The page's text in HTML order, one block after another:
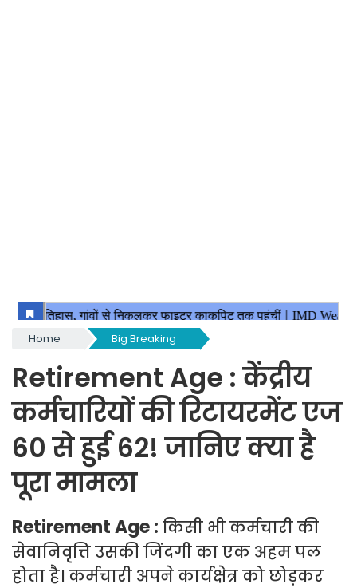
Home Big Breaking
Retirement Age : केंद्रीय
कर्मचारियों की रिटायरमेंट एज
60 से हुई 62! जानिए क्या है
पूरा मामला
Retirement Age : किसी भी कर्मचारी की
सेवानिवृत्ति उसकी जिंदगी का एक अहम पल
होता है। कर्मचारी अपने कार्यक्षेत्र को छोड़कर